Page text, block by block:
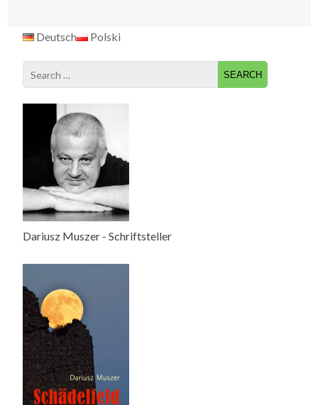
Deutsch Polski
Search
for:
Dariusz Muszer - Schriftsteller